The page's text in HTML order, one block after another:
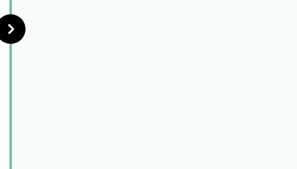
ネクスパート法律事務
所 大宮オフィス